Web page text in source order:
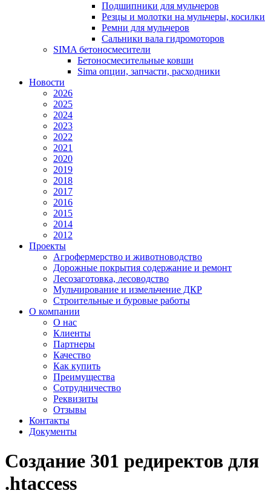
Подшипники для мульчеров
Резцы и молотки на мульчеры, косилки
Ремни для мульчеров
Сальники вала гидромоторов
SIMA бетоносмесители
Бетоносмесительные ковши
Sima опции, запчасти, расходники
Новости
2026
2025
2024
2023
2022
2021
2020
2019
2018
2017
2016
2015
2014
2012
Проекты
Агрофермерство и животноводство
Дорожные покрытия содержание и ремонт
Лесозаготовка, лесоводство
Мульчирование и измельчение ДКР
Строительные и буровые работы
О компании
О нас
Клиенты
Партнеры
Качество
Как купить
Преимущества
Сотрудничество
Реквизиты
Отзывы
Контакты
Документы
Создание 301 редиректов для
.htaccess